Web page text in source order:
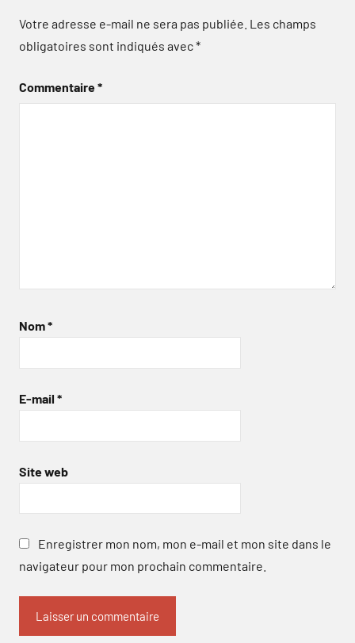
Votre adresse e-mail ne sera pas publiée. Les champs
obligatoires sont indiqués avec*
Commentaire*
Nom*
E-mail *
Site web
Enregistrer mon nom, mon e-mail et mon site dans le
navigateur pour mon prochain commentaire.